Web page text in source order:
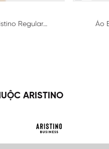
Regular
Áo
ARISTINO